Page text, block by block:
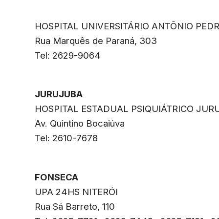
HOSPITAL UNIVERSITÁRIO ANTÔNIO
Rua Marquês de Paraná, 303
Tel: 2629-9064
JURUJUBA
HOSPITAL ESTADUAL PSIQUIÁTRICO
Av. Quintino Bocaiúva
Tel: 2610-7678
FONSECA
UPA 24HS NITERÓI
Rua Sá Barreto, 110